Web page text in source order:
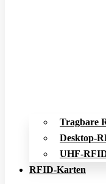
Tragbare
Desktop-
UHF-
RFID-Karten